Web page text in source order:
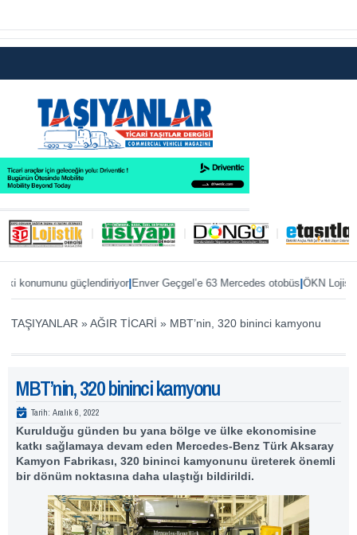
güçlendiriyor|Enver Geçgel’e 63 Mercedes otobüs|ÖKN Lojistik’e
TAŞIYANLAR »AĞIR TİCARİ » MBT’nin, 320 bininci kamyonu
MBT’nin, 320 bininci kamyonu
Tarih: Aralık 6, 2022
Kurulduğu günden bu yana bölge ve ülke ekonomisine
katkı sağlamaya devam eden Mercedes-Benz Türk Aksaray
Kamyon Fabrikası, 320 bininci kamyonunu üreterek önemli
bir dönüm noktasına daha ulaştığı bildirildi.